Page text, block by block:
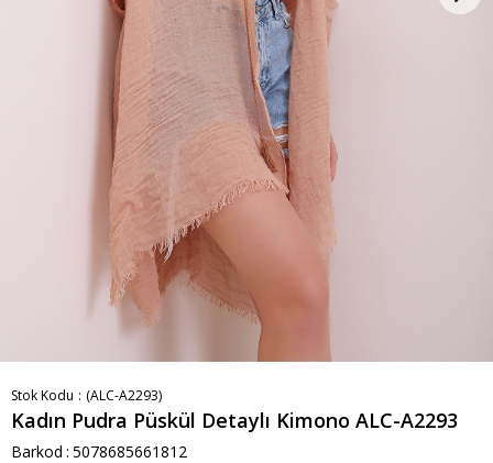
Stok Kodu (ALC-A2293)
Kadın Pudra Püskül Detaylı Kimono ALC-A2293
Barkod : 5078685661812